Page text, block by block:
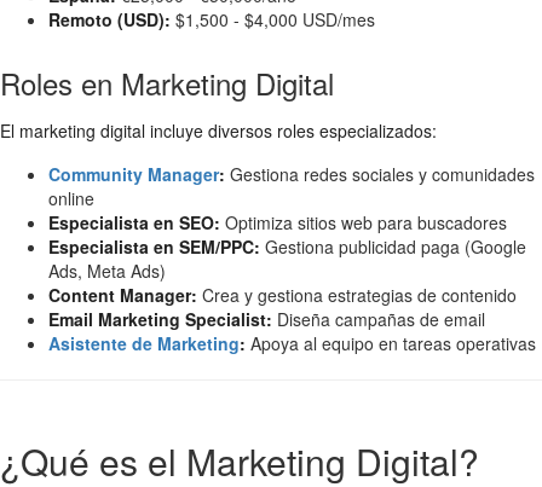
Remoto (USD): $1,500 - $4,000 USD/mes
Roles en Marketing Digital
El marketing digital incluye diversos roles especializados:
Community Manager: Gestiona redes sociales y comunidades
online
Especialista en SEO: Optimiza sitios web para buscadores
Especialista en SEM/PPC: Gestiona publicidad paga (Google
Ads, Meta Ads)
Content Manager: Crea y gestiona estrategias de contenido
Email Marketing Specialist: Diseña campañas de email
Asistente de Marketing: Apoya al equipo en tareas operativas
¿Qué es el Marketing Digital?